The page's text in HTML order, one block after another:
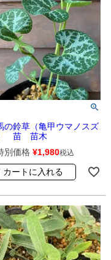
の鈴草（亀甲ウマノスズ
苗 苗木
別価格 ¥1,980税込
カートに入れる